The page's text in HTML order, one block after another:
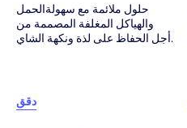
حلول ملائمة مع سهولةالحمل
والهياكل المغلفة المصممة من
أجل الحفاظ على لذة ونكهة الشاي.
دقق